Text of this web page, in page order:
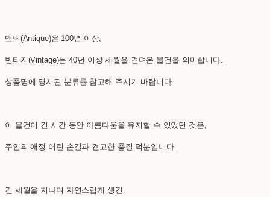
앤틱(Antique)은 100년 이상,
빈티지(Vintage)는 40년 이상 세월을 견뎌온 물건을 의미합니다.
상품명에 명시된 분류를 참고해 주시기 바랍니다.
이 물건이 긴 시간 동안 아름다움을 유지할 수 있었던 것은,
주인의 애정 어린 손길과 견고한 품질 덕분입니다.
긴 세월을 지나며 자연스럽게 생긴